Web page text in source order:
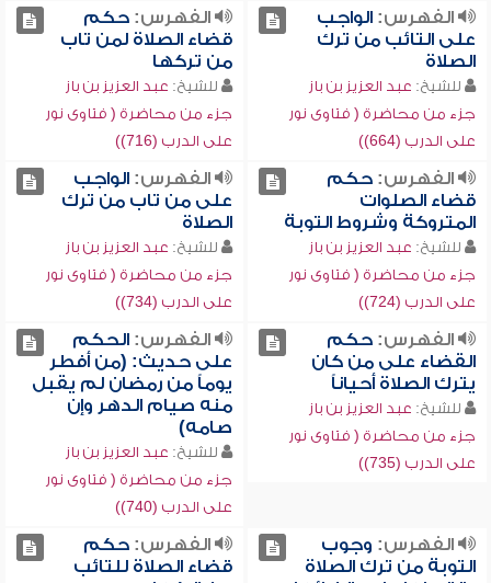
الفهرس:الواجب
على التائب من ترك
الصلاة
للشيخ: عبد العزيز بن باز
جزء من محاضرة ( فتاوى نور
على الدرب (664))
الفهرس:حكم
قضاء الصلاة لمن تاب
من تركها
للشيخ: عبد العزيز بن باز
جزء من محاضرة ( فتاوى نور
على الدرب (716))
الفهرس:حكم
قضاء الصلوات
المتروكة وشروط التوبة
للشيخ: عبد العزيز بن باز
جزء من محاضرة ( فتاوى نور
على الدرب (724))
الفهرس:الواجب
على من تاب من ترك
الصلاة
للشيخ: عبد العزيز بن باز
جزء من محاضرة ( فتاوى نور
على الدرب (734))
الفهرس:حكم
القضاء على من كان
يترك الصلاة أحياناً
للشيخ: عبد العزيز بن باز
جزء من محاضرة ( فتاوى نور
على الدرب (735))
الفهرس:الحكم
على حديث: (من أفطر
يوماً من رمضان لم يقبل
منه صيام الدهر وإن
صامه)
للشيخ: عبد العزيز بن باز
جزء من محاضرة ( فتاوى نور
على الدرب (740))
الفهرس: وجوب
التوبة من ترك الصلاة
الفهرس:حكم
قضاء الصلاة للتائب